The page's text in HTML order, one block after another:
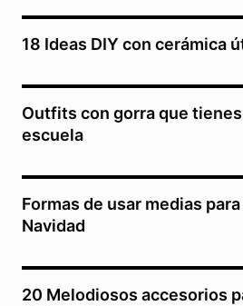
18 Ideas DIY con cerámica
Outfits con gorra que
escuela
Formas de usar medias
Navidad
20 Melodiosos accesorios